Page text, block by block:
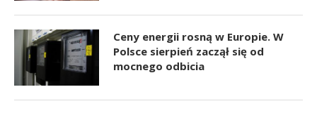
Ceny energii rosną w Europie. W
Polsce sierpień zaczął się od
mocnego odbicia